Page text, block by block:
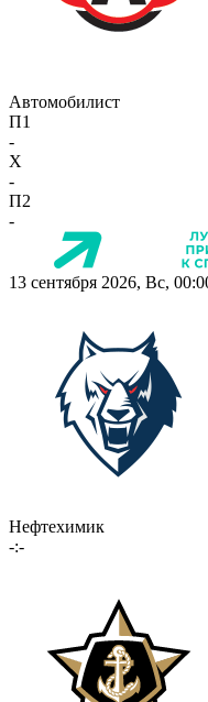
Автомобилист
П1
-
X
-
П2
-
13 сентября 2026, Вс,
Нефтехимик
-:-